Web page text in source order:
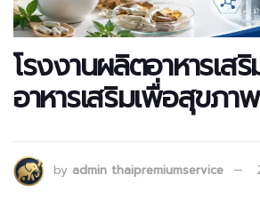
โรงงานผลิตอาหารเส
อาหารเสริมเพื่อสุขภาพ
by admin thaipremiumservice